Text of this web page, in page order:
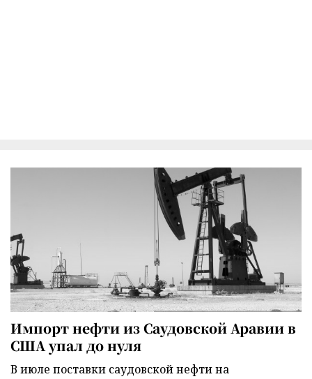
Импорт нефти из Саудовской Аравии в
США упал до нуля
В июле поставки саудовской нефти на